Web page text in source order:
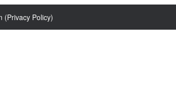
(Privacy Policy)